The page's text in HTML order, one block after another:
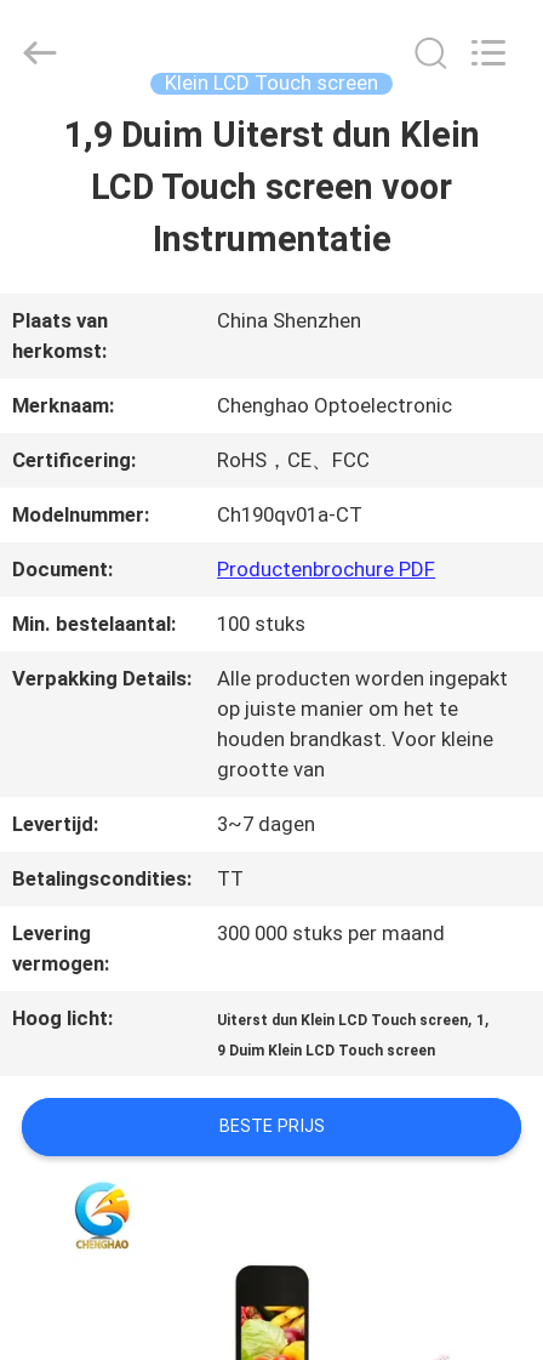
THUIS
PRODUCTEN
OVER
ONS
FABRIEKSTOCHT
NEEM
CONTACT
OP
VRAAG
EEN
OFFERTE
SITEMAP
PRIVACY
POLICY
ChengHao
Optoelectronic
Klein LCD Touch screen
1,9 Duim Uiterst dun Klein
LCD Touch screen voor
Instrumentatie
Plaats van
herkomst:
China Shenzhen
Merknaam: Chenghao Optoelectronic
Certificering: RoHS，CE、FCC
Modelnummer: Ch190qv01a-CT
Document: Productenbrochure PDF
Min. bestelaantal: 100 stuks
Verpakking Details:
Alle producten worden ingepakt
op juiste manier om het te
houden brandkast. Voor kleine
grootte van
Levertijd: 3~7 dagen
Betalingscondities: TT
Levering
vermogen:
300 000 stuks per maand
Hoog licht: Uiterst dun Klein LCD Touch screen, 1 ,
9 Duim Klein LCD Touch screen
BESTE PRIJS